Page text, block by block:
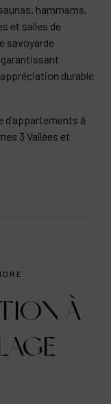
hammams,
et salles de
savoyarde
durable
d’appartements à
3 Vallées et
À